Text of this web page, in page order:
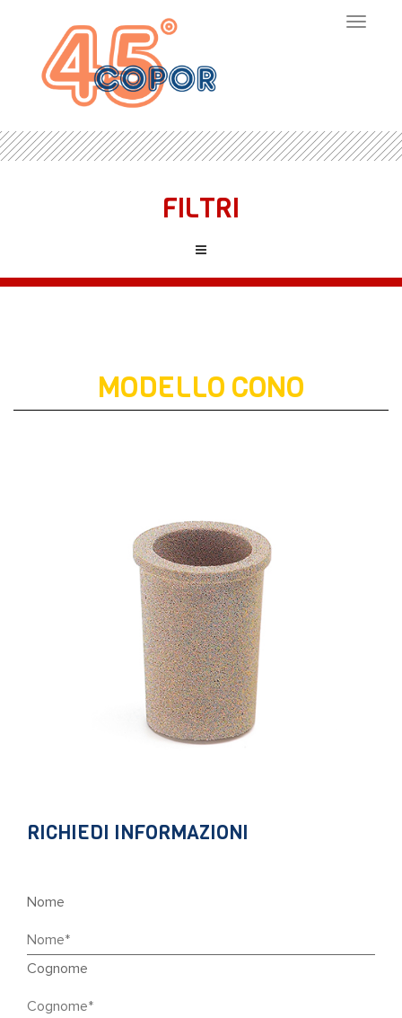
Toggle
FILTRI
MODELLO CONO
RICHIEDI INFORMAZIONI
Nome
Cognome